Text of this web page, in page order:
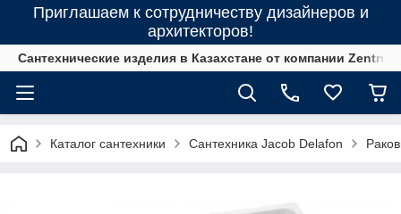
Приглашаем к сотрудничеству дизайнеров и
архитекторов!
Сантехнические изделия в Казахстане от компании Zentrum
Каталог сантехники Сантехника Jacob Delafon